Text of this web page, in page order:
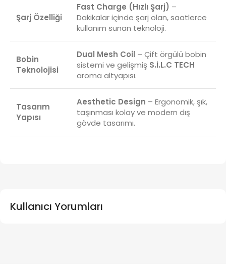
Şarj Özelliği
Fast Charge (Hızlı Şarj) –
Dakikalar içinde şarj olan, saatlerce
kullanım sunan teknoloji.
Bobin
Teknolojisi
Dual Mesh Coil – Çift örgülü bobin
sistemi ve gelişmiş S.i.L.C TECH
aroma altyapısı.
Tasarım
Yapısı
Aesthetic Design – Ergonomik, şık,
taşınması kolay ve modern dış
gövde tasarımı.
Kullanıcı Yorumları